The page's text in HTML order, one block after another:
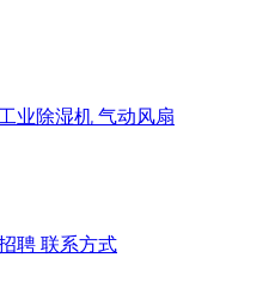
工业除湿机 气动风扇
聘 联系方式